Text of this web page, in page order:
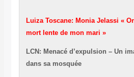
Luiza Toscane: Monia Jelassi «
mort lente de mon mari »
LCN: Menacé d’expulsion – Un
dans sa mosquée